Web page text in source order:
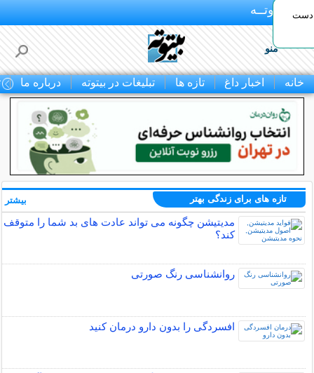
بـیتوتــه
منو
خانه اخبار داغ تازه ها تبلیغات در بیتوته درباره ما
دست
تازه های برای زندگی بهتر
مدیتیشن چگونه می تواند عادت های بد شما را متوقف
کند؟
روانشناسی رنگ صورتی
افسردگی را بدون دارو درمان کنید
بیشتر